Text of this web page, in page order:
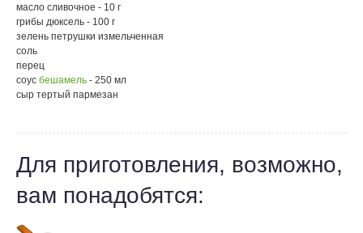
масло сливочное - 10 г
грибы дюксель - 100 г
зелень петрушки измельченная
соль
перец
соус бешамель - 250 мл
сыр тертый пармезан
Для приготовления, возможно,
вам понадобятся: